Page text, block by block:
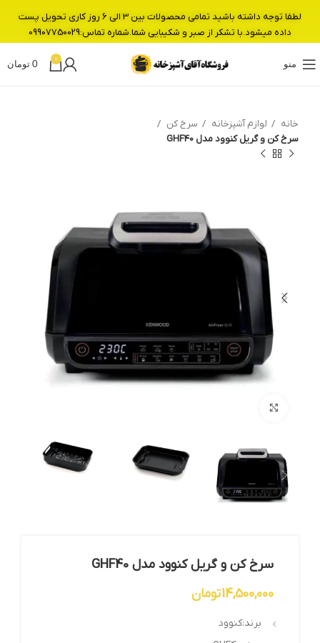
منو
0
0 تومان
خانه لوازم آشپزخانه
سرخ کن
سرخ کن و گریل کنوود مدل GHF40
سرخ کن و گریل کنوود مدل GHF40
14,500,000تومان
برند:کنوود
لطفا توجه داشته باشید تمامی محصولات بین 3 الی 6 روز کاری تحویل پست
داده میشود.با تشکر از صبر و شکیبایی شما.شماره تماس:09907750029